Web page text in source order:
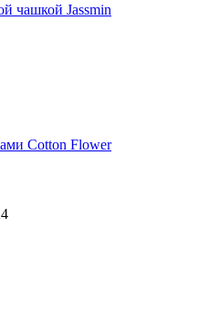
чашкой Jassmin
Cotton Flower